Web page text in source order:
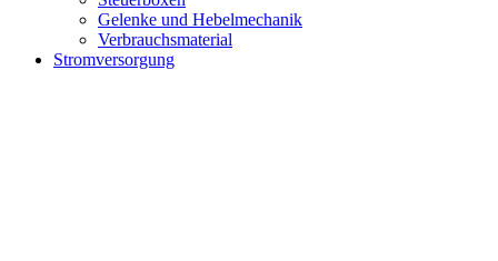
Gelenke und Hebelmechanik
Verbrauchsmaterial
Stromversorgung